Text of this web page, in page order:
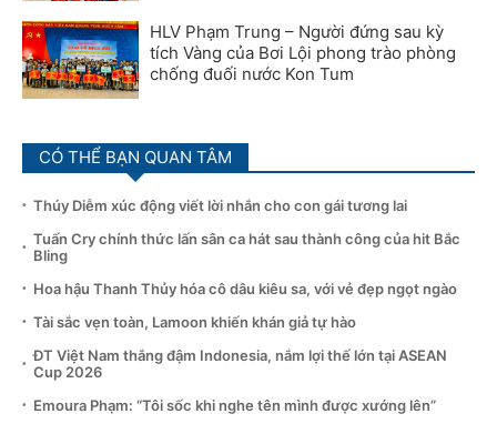
HLV Phạm Trung – Người đứng sau kỳ
tích Vàng của Bơi Lội phong trào phòng
chống đuối nước Kon Tum
CÓ THỂ BẠN QUAN TÂM
Thúy Diễm xúc động viết lời nhắn cho con gái tương lai
Tuấn Cry chính thức lấn sân ca hát sau thành công của hit Bắc
Bling
Hoa hậu Thanh Thủy hóa cô dâu kiêu sa, với vẻ đẹp ngọt ngào
Tài sắc vẹn toàn, Lamoon khiến khán giả tự hào
ĐT Việt Nam thắng đậm Indonesia, nắm lợi thế lớn tại ASEAN
Cup 2026
Emoura Phạm: “Tôi sốc khi nghe tên mình được xướng lên”